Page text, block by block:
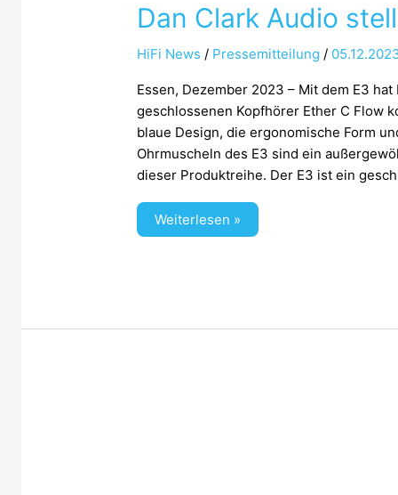
Dan Clark Audio
HiFi News / Pressemitteilung/
Essen, Dezember 2023 – Mit dem E3
geschlossenen Kopfhörer Ether C Flow
blaue Design, die ergonomische Form
Ohrmuscheln des E3 sind ein
dieser Produktreihe. Der E3 ist ein
Weiterlesen »